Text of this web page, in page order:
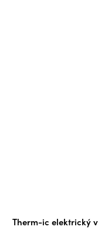
Therm-ic elektrický